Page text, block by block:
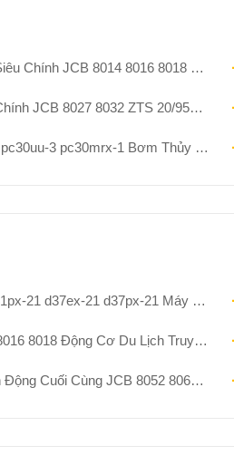
Nachi OEM PVD-00b-14p-5ag-5018a Cho Các Bộ Phận Máy Xúc Mini
PVD-1b-24p-11ag-4754g Nachi OEM Cho Các Bộ Phận Máy Xúc Mini
Thủy Lực Chính 708-1s-00222 708-1s-00252 Cho Máy Xúc Mini
DRIVE CUỐI CÙNG Phần 11y-27-10301 11y-27-10401 Động Cơ Du Lịch Thủy Lực
Với Hộp Số 20/925543 20/925544 20/951662 20/951047 Cho Các Bộ Phận Máy Xúc Mini
Số 20/925261 20/950212 20/918200 KYB MAG-50vp Cho Các Bộ Phận Máy Xúc Mini